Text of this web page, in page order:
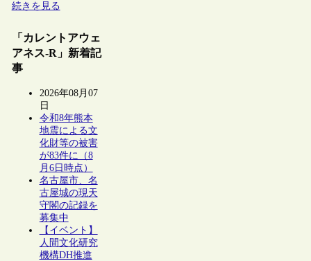
続きを見る
「カレントアウェ
アネス-R」新着記
事
2026年08月07
日
令和8年熊本
地震による文
化財等の被害
が83件に（8
月6日時点）
名古屋市、名
古屋城の現天
守閣の記録を
募集中
【イベント】
人間文化研究
機構DH推進